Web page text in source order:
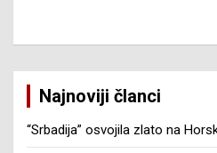
Najnoviji članci
“Srbadija” osvojila zlato na